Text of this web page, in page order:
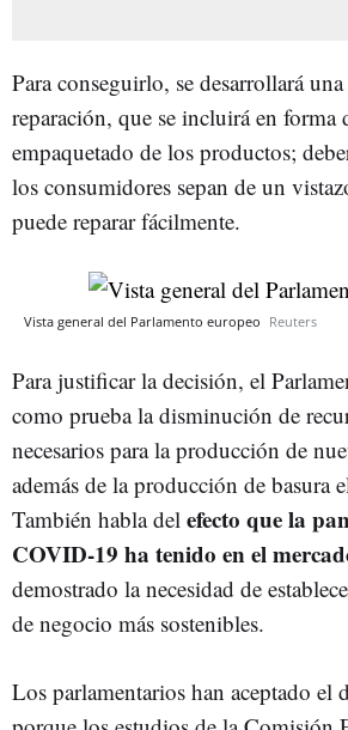
Para conseguirlo, se desarrollará
reparación, que se incluirá en forma
empaquetado de los productos;
los consumidores sepan de un
puede reparar fácilmente.
Vista general del Parlamento europeo Reuters
Para justificar la decisión, el
como prueba la disminución de
necesarios para la producción de
además de la producción de basura
También habla del efecto que la
COVID-19 ha tenido en el
demostrado la necesidad de
de negocio más sostenibles.
Los parlamentarios han aceptado el